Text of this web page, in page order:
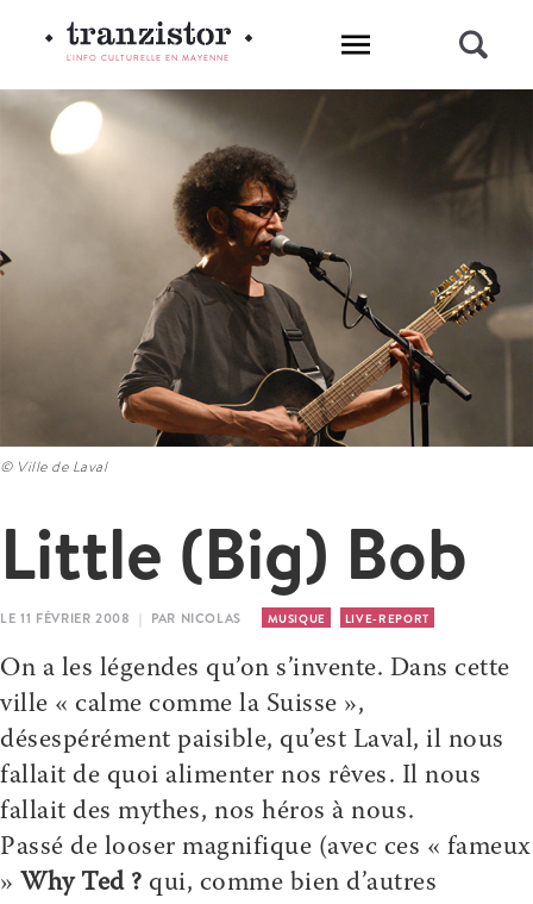
L'INFO CULTURELLE EN MAYENNE
© Ville de Laval
Little (Big) Bob
LE 11 FÉVRIER 2008 | PAR NICOLAS MUSIQUE LIVE-REPORT
On a les légendes qu’on s’invente. Dans cette
ville « calme comme la Suisse »,
désespérément paisible, qu’est Laval, il nous
fallait de quoi alimenter nos rêves. Il nous
fallait des mythes, nos héros à nous.
Passé de looser magnifique (avec ces « fameux
» Why Ted ? qui, comme bien d’autres